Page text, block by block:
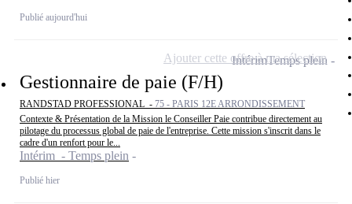
Publié aujourd'hui
Gestionnaire de paie (F/H)
RANDSTAD PROFESSIONAL - 75 - PARIS 12E ARRONDISSEMENT
Contexte & Présentation de la Mission le Conseiller Paie contribue directement au
pilotage du processus global de paie de l'entreprise. Cette mission s'inscrit dans le
cadre d'un renfort pour le...
Intérim - Temps plein
Publié hier
IntérimTemps plein
Ajouter cette offre à ma sélection